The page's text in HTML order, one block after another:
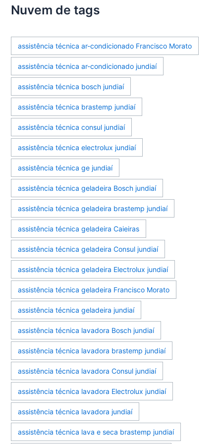
Nuvem de tags
assistência técnica ar-condicionado Francisco Morato
assistência técnica ar-condicionado jundiaí
assistência técnica bosch jundiaí
assistência técnica brastemp jundiaí
assistência técnica consul jundiaí
assistência técnica electrolux jundiaí
assistência técnica ge jundiaí
assistência técnica geladeira Bosch jundiaí
assistência técnica geladeira brastemp jundiaí
assistência técnica geladeira Caieiras
assistência técnica geladeira Consul jundiaí
assistência técnica geladeira Electrolux jundiaí
assistência técnica geladeira Francisco Morato
assistência técnica geladeira jundiaí
assistência técnica lavadora Bosch jundiaí
assistência técnica lavadora brastemp jundiaí
assistência técnica lavadora Consul jundiaí
assistência técnica lavadora Electrolux jundiaí
assistência técnica lavadora jundiaí
assistência técnica lava e seca brastemp jundiaí